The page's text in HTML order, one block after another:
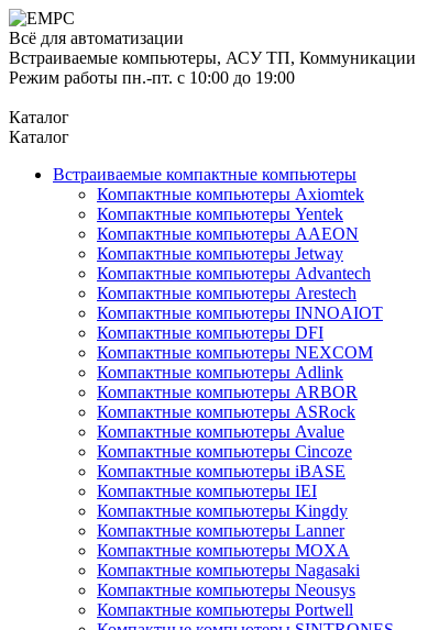
Всё для автоматизации
Встраиваемые компьютеры, АСУ ТП, Коммуникации
Режим работы пн.-пт. с 10:00 до 19:00
Каталог
Каталог
Встраиваемые компактные компьютеры
Компактные компьютеры Axiomtek
Компактные компьютеры Yentek
Компактные компьютеры AAEON
Компактные компьютеры Jetway
Компактные компьютеры Advantech
Компактные компьютеры Arestech
Компактные компьютеры INNOAIOT
Компактные компьютеры DFI
Компактные компьютеры NEXCOM
Компактные компьютеры Adlink
Компактные компьютеры ARBOR
Компактные компьютеры ASRock
Компактные компьютеры Avalue
Компактные компьютеры Cincoze
Компактные компьютеры iBASE
Компактные компьютеры IEI
Компактные компьютеры Kingdy
Компактные компьютеры Lanner
Компактные компьютеры MOXA
Компактные компьютеры Nagasaki
Компактные компьютеры Neousys
Компактные компьютеры Portwell